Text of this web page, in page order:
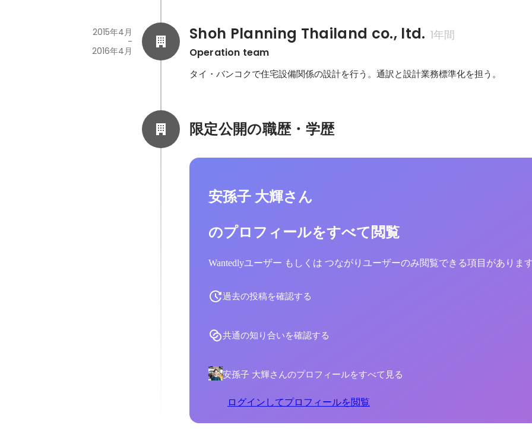
Shoh Planning Thailand co., ltd. 1年間
Operation team
2015年4月
-
2016年4月
タイ・バンコクで住宅設備関係の設計を行う。通訳と設計業務標準化を担う。
限定公開の職歴・学歴
安孫子 大輝さん
のプロフィールをすべて閲覧
Wantedlyユーザー もしくは つながりユーザーのみ閲覧できる項目がありま
過去の投稿を確認する
共通の知り合いを確認する
安孫子 大輝さんのプロフィールをすべて見る
ログインしてプロフィールを閲覧